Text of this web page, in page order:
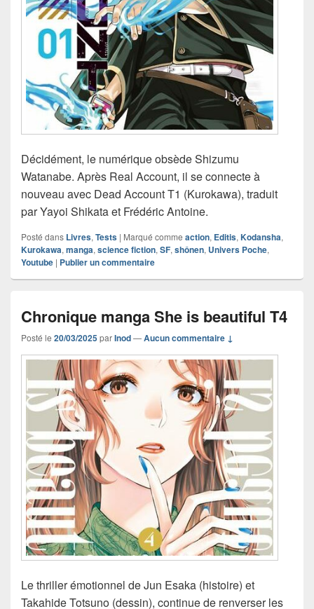
Décidément, le numérique obsède Shizumu
Watanabe. Après Real Account, il se connecte à
nouveau avec Dead Account T1 (Kurokawa), traduit
par Yayoi Shikata et Frédéric Antoine.
Posté dans Livres, Tests | Marqué comme action, Editis, Kodansha,
Kurokawa, manga, science fiction, SF, shônen, Univers Poche,
Youtube | Publier un commentaire
Chronique manga She is beautiful T4
Posté le 20/03/2025parInod—Aucun commentaire ↓
Le thriller émotionnel de Jun Esaka (histoire) et
Takahide Totsuno (dessin), continue de renverser les